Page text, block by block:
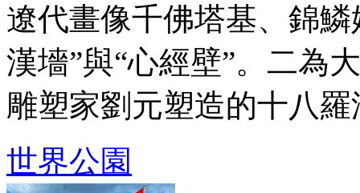
遼代畫像千佛塔基、錦
漢墻”與“心經壁”。二為
雕塑家劉元塑造的十八
世界公園